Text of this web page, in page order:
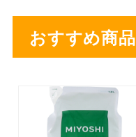
おすすめ商品